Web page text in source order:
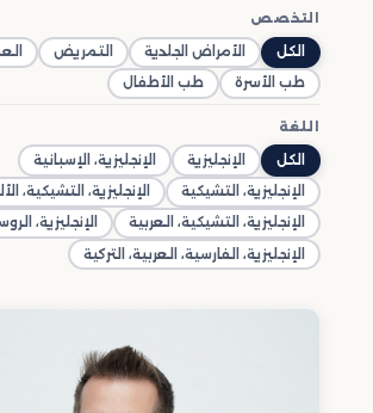
التخصص
الكل الأمراض الجلدية التمريض
طب الأسرة
طب الأطفال
اللغة
الكل الإنجليزية
الإنجليزية، الإسبانية
الإنجليزية، التشيكية
الإنجليزية، التشيكية،
الإنجليزية، التشيكية، العربية
الإنجليزية،
الإنجليزية، الفارسية، العربية، التركية